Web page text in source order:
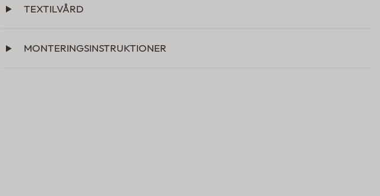
TEXTILVÅRD
MONTERINGSINSTRUKTIONER